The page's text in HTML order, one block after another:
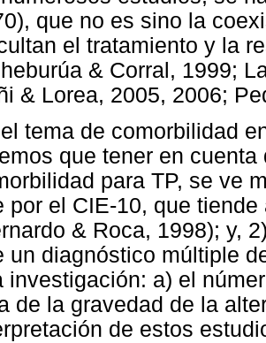
que no es sino la
el tratamiento y la
& Corral, 1999;
& Lorea, 2005, 2006;
tema de comorbilidad
que tener en
para TP, se ve
por el CIE-10, que
& Roca, 1998); y,
un diagnóstico múltiple
investigación: a) el
de la gravedad de la
de estos